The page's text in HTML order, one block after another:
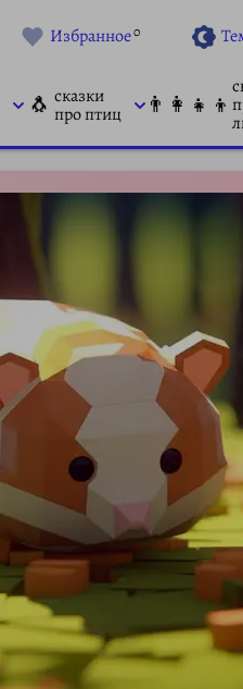
Избранное0
🐧 сказки
про птиц 👨‍👩‍👧‍👦